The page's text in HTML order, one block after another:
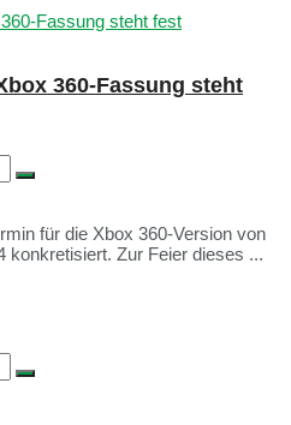
360-Fassung steht
für die Xbox 360-Version von
konkretisiert. Zur Feier dieses ...